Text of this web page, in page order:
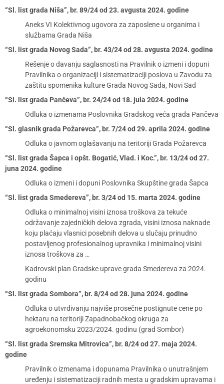
“Sl. list grada Niša”, br. 89/24 od 23. avgusta 2024. godine
Aneks VI Kolektivnog ugovora za zaposlene u organima i
službama Grada Niša
“Sl. list grada Novog Sada”, br. 43/24 od 28. avgusta 2024. godine
Rešenje o davanju saglasnosti na Pravilnik o izmeni i dopuni
Pravilnika o organizaciji i sistematizaciji poslova u Zavodu za
zaštitu spomenika kulture Grada Novog Sada, Novi Sad
“Sl. list grada Pančeva”, br. 24/24 od 18. jula 2024. godine
Odluka o izmenama Poslovnika Gradskog veća grada Pančeva
“Sl. glasnik grada Požarevca”, br. 7/24 od 29. aprila 2024. godine
Odluka o javnom oglašavanju na teritoriji Grada Požarevca
“Sl. list grada Šapca i opšt. Bogatić, Vlad. i Koc.”, br. 13/24 od 27.
juna 2024. godine
Odluka o izmeni i dopuni Poslovnika Skupštine grada Šapca
“Sl. list grada Smedereva”, br. 3/24 od 15. marta 2024. godine
Odluka o minimalnoj visini iznosa troškova za tekuće
održavanje zajedničkih delova zgrada, visini iznosa naknade
koju plaćaju vlasnici posebnih delova u slučaju prinudno
postavljenog profesionalnog upravnika i minimalnoj visini
iznosa troškova za …
Kadrovski plan Gradske uprave grada Smedereva za 2024.
godinu
“Sl. list grada Sombora”, br. 8/24 od 28. juna 2024. godine
Odluka o utvrđivanju najviše prosečne postignute cene po
hektaru na teritoriji Zapadnobačkog okruga za
agroekonomsku 2023/2024. godinu (grad Sombor)
“Sl. list grada Sremska Mitrovica”, br. 8/24 od 27. maja 2024.
godine
Pravilnik o izmenama i dopunama Pravilnika o unutrašnjem
uređenju i sistematizaciji radnih mesta u gradskim upravama i